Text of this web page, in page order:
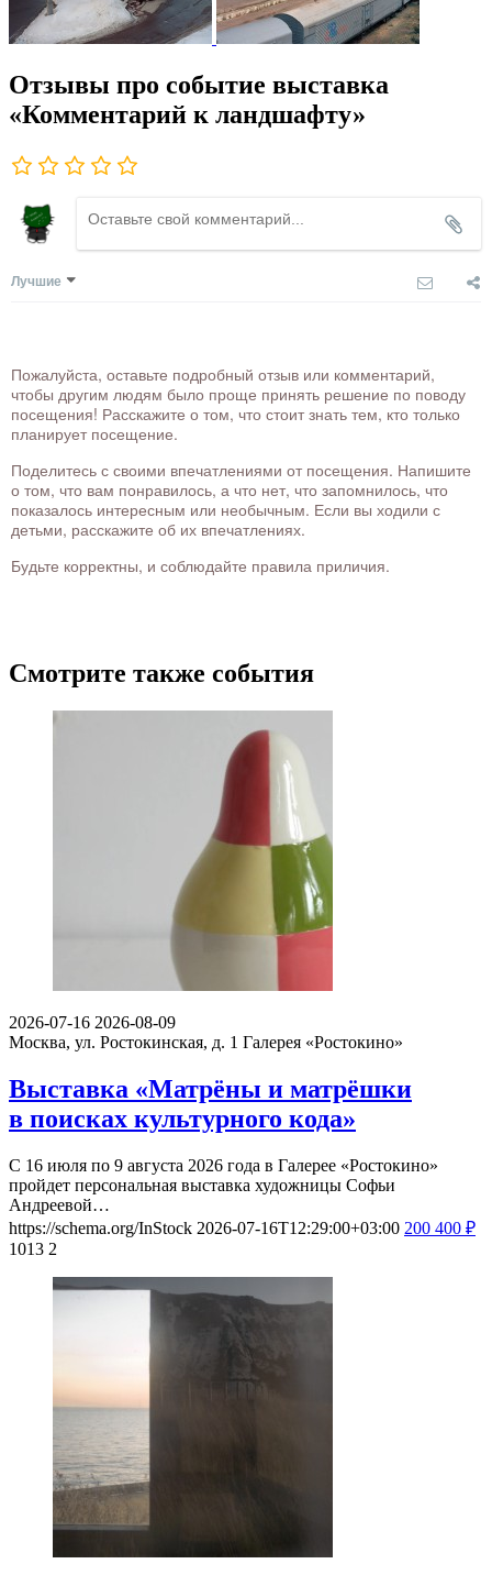
Отзывы про событие выставка
«Комментарий к ландшафту»
Лучшие
Пожалуйста, оставьте подробный отзыв или комментарий,
чтобы другим людям было проще принять решение по поводу
посещения! Расскажите о том, что стоит знать тем, кто только
планирует посещение.
Поделитесь с своими впечатлениями от посещения. Напишите
о том, что вам понравилось, а что нет, что запомнилось, что
показалось интересным или необычным. Если вы ходили с
детьми, расскажите об их впечатлениях.
Будьте корректны, и соблюдайте правила приличия.
Смотрите также события
2026-07-16 2026-08-09
Москва, ул. Ростокинская, д. 1 Галерея «Ростокино»
Выставка «Матрёны и матрёшки
в поисках культурного кода»
С 16 июля по 9 августа 2026 года в Галерее «Ростокино»
пройдет персональная выставка художницы Софьи
Андреевой…
https://schema.org/InStock 2026-07-16T12:29:00+03:00 200 400 ₽
1013 2